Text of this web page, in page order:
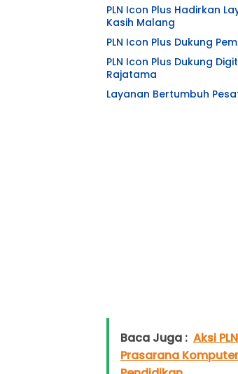
PLN Icon Plus Hadirkan
Kasih Malang
PLN Icon Plus Dukung
PLN Icon Plus Dukung
Rajatama
Layanan Bertumbuh
Baca Juga : Aksi
Prasarana